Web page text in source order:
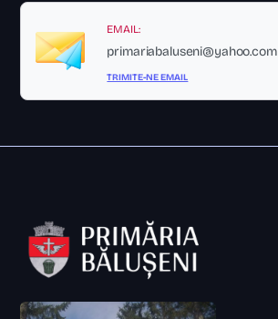
EMAIL:
primariabaluseni@yahoo.com
TRIMITE-NE EMAIL